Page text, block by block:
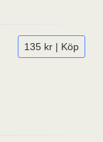
135 kr | Köp